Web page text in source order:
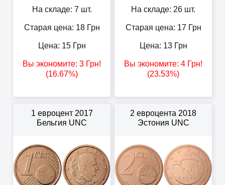
На складе: 7 шт.
Старая цена: 18Грн
Цена: 15Грн
Вы экономите: 3 Грн!
(16.67%)
На складе: 26 шт.
Старая цена: 17 Грн
Цена: 13Грн
Вы экономите: 4 Грн!
(23.53%)
1 евроцент 2017
Бельгия UNC
2 евроцента 2018
Эстония UNC